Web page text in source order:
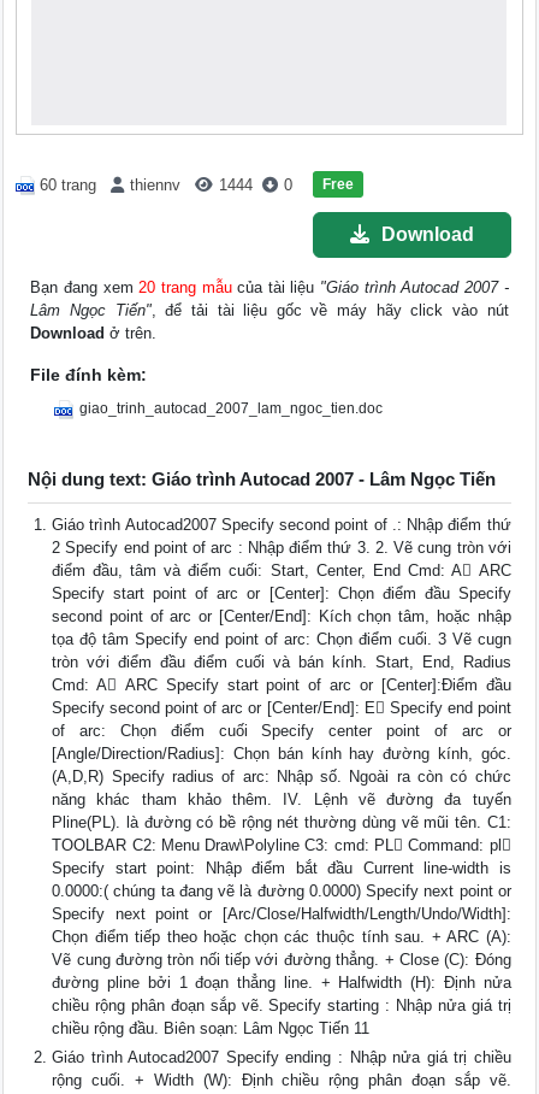
60 trang thiennv 1444 0 Free
Download
Bạn đang xem20 trang mẫucủa tài liệu "Giáo trình Autocad 2007 -
Lâm Ngọc Tiến", để tải tài liệu gốc về máy hãy click vào nút
Download ở trên.
File đính kèm:
giao_trinh_autocad_2007_lam_ngoc_tien.doc
Nội dung text: Giáo trình Autocad 2007 - Lâm Ngọc Tiến
Giáo trình Autocad2007 Specify second point of .: Nhập điểm thứ
2 Specify end point of arc : Nhập điểm thứ 3. 2. Vẽ cung tròn với
điểm đầu, tâm và điểm cuối: Start, Center, End Cmd: A ARC
Specify start point of arc or [Center]: Chọn điểm đầu Specify
second point of arc or [Center/End]: Kích chọn tâm, hoặc nhập
tọa độ tâm Specify end point of arc: Chọn điểm cuối. 3 Vẽ cugn
tròn với điểm đầu điểm cuối và bán kính. Start, End, Radius
Cmd: A ARC Specify start point of arc or [Center]:Điểm đầu
Specify second point of arc or [Center/End]: E Specify end point
of arc: Chọn điểm cuối Specify center point of arc or
[Angle/Direction/Radius]: Chọn bán kính hay đường kính, góc.
(A,D,R) Specify radius of arc: Nhập số. Ngoài ra còn có chức
năng khác tham khảo thêm. IV. Lệnh vẽ đường đa tuyến
Pline(PL). là đường có bề rộng nét thường dùng vẽ mũi tên. C1:
TOOLBAR C2: Menu Draw\Polyline C3: cmd: PL Command: pl
Specify start point: Nhập điểm bắt đầu Current line-width is
0.0000:( chúng ta đang vẽ là đường 0.0000) Specify next point or
Specify next point or [Arc/Close/Halfwidth/Length/Undo/Width]:
Chọn điểm tiếp theo hoặc chọn các thuộc tính sau. + ARC (A):
Vẽ cung đường tròn nối tiếp với đường thẳng. + Close (C): Đóng
đường pline bởi 1 đoạn thẳng line. + Halfwidth (H): Định nửa
chiều rộng phân đoạn sắp vẽ. Specify starting : Nhập nửa giá trị
chiều rộng đầu. Biên soạn: Lâm Ngọc Tiến 11
Giáo trình Autocad2007 Specify ending : Nhập nửa giá trị chiều
rộng cuối. + Width (W): Định chiều rộng phân đoạn sắp vẽ.